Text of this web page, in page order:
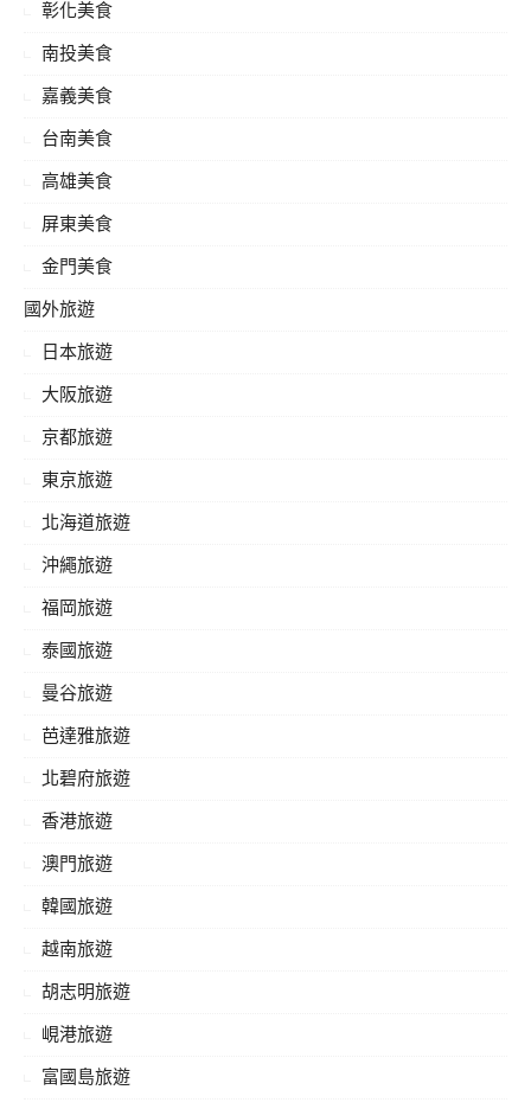
彰化美食
南投美食
嘉義美食
台南美食
高雄美食
屏東美食
金門美食
國外旅遊
日本旅遊
大阪旅遊
京都旅遊
東京旅遊
北海道旅遊
沖繩旅遊
福岡旅遊
泰國旅遊
曼谷旅遊
芭達雅旅遊
北碧府旅遊
香港旅遊
澳門旅遊
韓國旅遊
越南旅遊
胡志明旅遊
峴港旅遊
富國島旅遊